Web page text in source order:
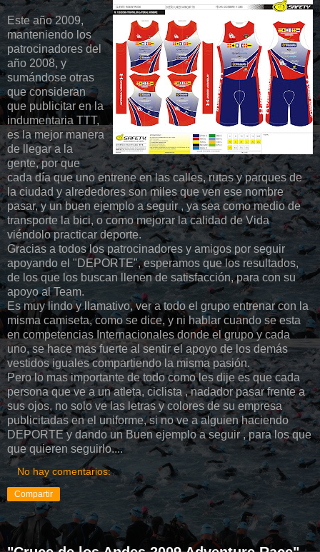
Este año 2009,
manteniendo los
patrocinadores del
año 2008, y
sumándose otras
que consideran
que publicitar en la
indumentaria TTT,
es la mejor manera
de llegar a la
gente, por que
cada día que uno entrene en las calles, rutas y parques de
la ciudad y alrededores son miles que ven ese nombre
pasar, y un buen ejemplo a seguir , ya sea como medio de
transporte la bici, o como mejorar la calidad de Vida
viéndolo practicar deporte.
Gracias a todos los patrocinadores y amigos por seguir
apoyando el "DEPORTE", esperamos que los resultados,
de los que los buscan llenen de satisfacción, para con su
apoyo al Team.
Es muy lindo y llamativo, ver a todo el grupo entrenar con la
misma camiseta, como se dice, y ni hablar cuando se esta
en competencias Internacionales donde el grupo y cada
uno, se hace mas fuerte al sentir el apoyo de los demás
vestidos iguales compartiendo la misma pasión.
Pero lo mas importante de todo como les dije es que cada
persona que ve a un atleta, ciclista , nadador pasar frente a
sus ojos, no solo ve las letras y colores de su empresa
publicitadas en el uniforme, si no ve a alguien haciendo
DEPORTE y dando un Buen ejemplo a seguir , para los que
que quieren seguirlo....
No hay comentarios:
Compartir